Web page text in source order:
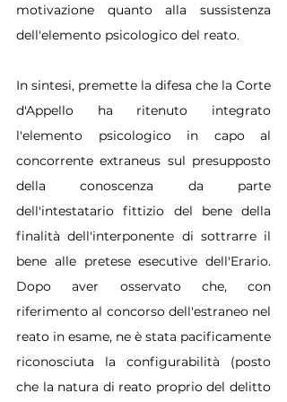
motivazione quanto alla sussistenza
dell'elemento psicologico del reato.
In sintesi, premette la difesa che la Corte
d'Appello ha ritenuto integrato
l'elemento psicologico in capo al
concorrente extraneus sul presupposto
della conoscenza da parte
dell'intestatario fittizio del bene della
finalità dell'interponente di sottrarre il
bene alle pretese esecutive dell'Erario.
Dopo aver osservato che, con
riferimento al concorso dell'estraneo nel
reato in esame, ne è stata pacificamente
riconosciuta la configurabilità (posto
che la natura di reato proprio del delitto